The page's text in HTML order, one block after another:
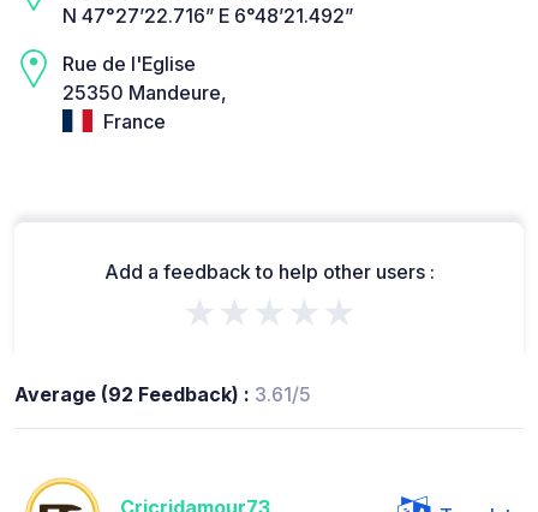
N 47°27’22.716” E 6°48’21.492”
Rue de l'Eglise
25350 Mandeure,
France
Add a feedback to help other users :
★★★★★
Average (92 Feedback) : 3.61/5
Cricridamour73